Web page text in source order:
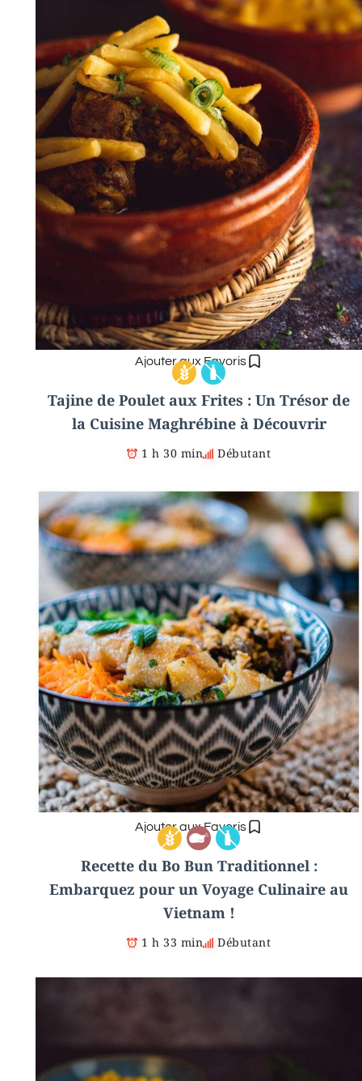
Ajouter aux Favoris
Tajine de Poulet aux Frites : Un Trésor de
la Cuisine Maghrébine à Découvrir
1 h 30 min Débutant
Ajouter aux Favoris
Recette du Bo Bun Traditionnel :
Embarquez pour un Voyage Culinaire au
Vietnam !
1 h 33 min Débutant